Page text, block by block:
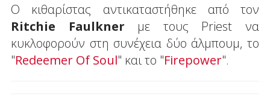
Ο κιθαρίστας αντικαταστήθηκε από τον
Ritchie Faulkner με τους Priest να
κυκλοφορούν στη συνέχεια δύο άλμπουμ, το
"Redeemer Οf Soul" και το "Firepower".